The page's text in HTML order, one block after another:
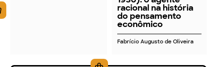
racional na história
do pensamento
econômico
Fabrício Augusto de Oliveira